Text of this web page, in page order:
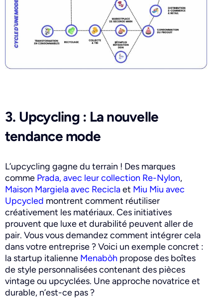
3. Upcycling : La nouvelle
tendance mode
L’upcycling gagne du terrain ! Des marques
comme Prada, avec leur collection Re-Nylon,
Maison Margiela avec Reciclaet Miu Miu avec
Upcycled montrent comment réutiliser
créativement les matériaux. Ces initiatives
prouvent que luxe et durabilité peuvent aller de
pair. Vous vous demandez comment intégrer cela
dans votre entreprise ? Voici un exemple concret :
la startup italienne Menabòh propose des boîtes
de style personnalisées contenant des pièces
vintage ou upcyclées. Une approche novatrice et
durable, n’est-ce pas ?